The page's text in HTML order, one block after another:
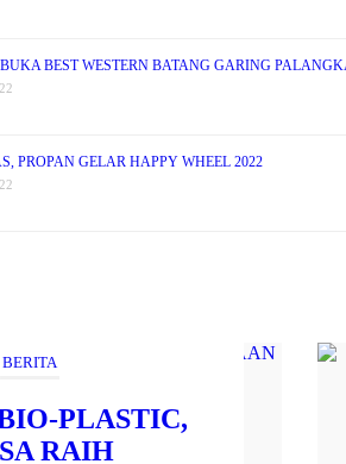
BEST WESTERN BATANG GARING
PROPAN GELAR HAPPY WHEEL 2022
BERITA
PLASTIC,
RAIH